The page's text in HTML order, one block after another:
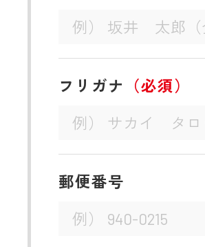
フリガナ （必須）
郵便番号